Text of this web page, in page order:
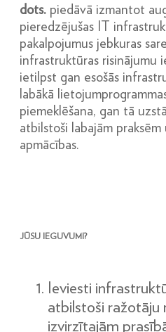
dots. piedāvā izmantot
pieredzējušas IT
pakalpojumus jebkuras
infrastruktūras risinājumu
ietilpst gan esošās
labākā
piemeklēšana, gan tā
atbilstoši labajām
apmācības.
JŪSU IEGUVUMI?
Ieviesti
atbilstoši ražotāju
izvirzītajām